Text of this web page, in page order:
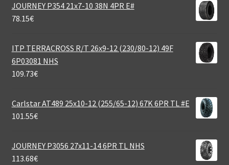
JOURNEY P354 21x7-10 38N 4PR E#
78.15€
ITP TERRACROSS R/T 26x9-12 (230/80-12) 49F
6P03081 NHS
109.73€
Carlstar AT489 25x10-12 (255/65-12) 67K 6PR TL #E
101.55€
JOURNEY P3056 27x11-14 6PR TL NHS
113.68€